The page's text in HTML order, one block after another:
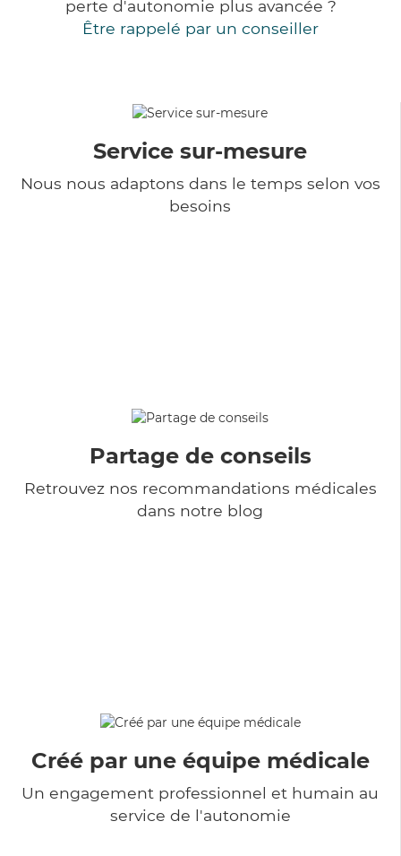
perte d'autonomie plus avancée ?
Être rappelé par un conseiller
Service sur-mesure
Nous nous adaptons dans le temps selon vos
besoins
Partage de conseils
Retrouvez nos recommandations médicales
dans notre blog
Créé par une équipe médicale
Un engagement professionnel et humain au
service de l'autonomie